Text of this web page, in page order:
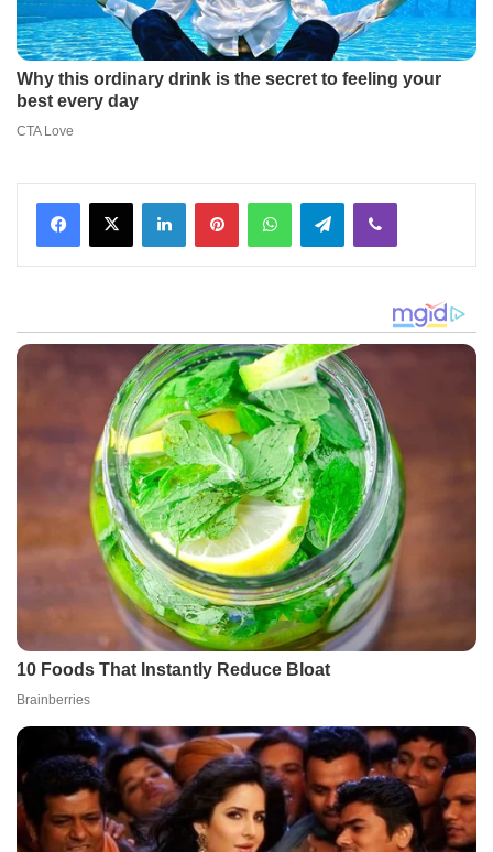
Facebook
X LinkedInPinterestWhatsAppTelegramViber